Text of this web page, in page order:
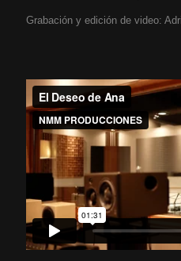
Grabación y edición de video: